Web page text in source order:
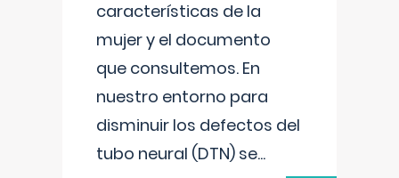
características de la
mujer y el documento
que consultemos. En
nuestro entorno para
disminuir los defectos del
tubo neural (DTN) se...